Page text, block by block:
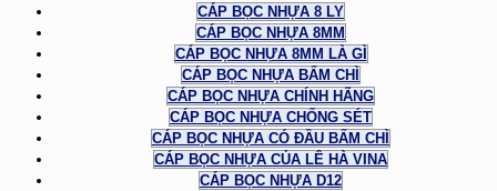
CÁP BỌC NHỰA 8 LY
CÁP BỌC NHỰA 8MM
CÁP BỌC NHỰA 8MM LÀ GÌ
CÁP BỌC NHỰA BẤM CHÌ
CÁP BỌC NHỰA CHÍNH HÃNG
CÁP BỌC NHỰA CHỐNG SÉT
CÁP BỌC NHỰA CÓ ĐẦU BẤM CHÌ
CÁP BỌC NHỰA CỦA LÊ HÀ VINA
CÁP BỌC NHỰA D12